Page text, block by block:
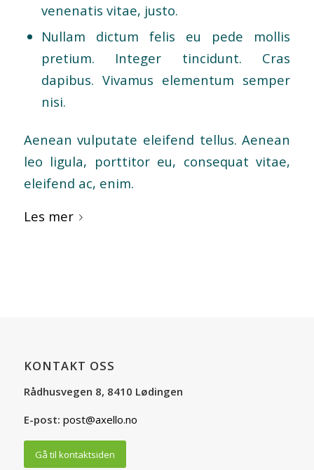
venenatis vitae, justo.
Nullam dictum felis eu pede mollis
pretium. Integer tincidunt. Cras
dapibus. Vivamus elementum semper
nisi.
Aenean vulputate eleifend tellus. Aenean
leo ligula, porttitor eu, consequat vitae,
eleifend ac, enim.
Les mer
KONTAKT OSS
Rådhusvegen 8, 8410 Lødingen
E-post: post@axello.no
Gå til kontaktsiden